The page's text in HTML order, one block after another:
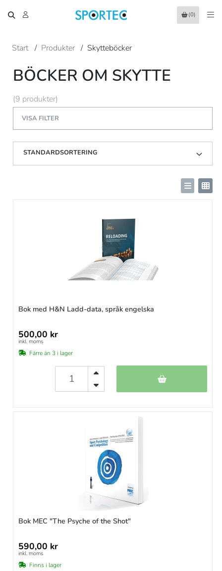
(0)
Start / Produkter / Skytteböcker
BÖCKER OM SKYTTE
(9 produkter)
VISA FILTER
STANDARDSORTERING
Bok med H&N Ladd-data, språk engelska
500,00 kr
inkl. moms
Färre än 3 i lager
Bok MEC "The Psyche of the Shot"
590,00 kr
inkl. moms
Finns i lager